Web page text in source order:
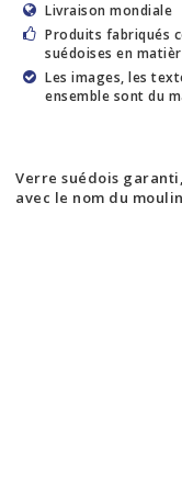
Livraison mondiale
Produits fabriqués
suédoises en
Les images, les
ensemble sont du
Verre suédois
avec le nom du